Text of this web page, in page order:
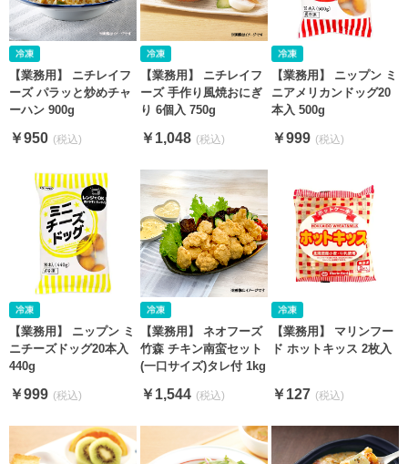
【業務用】 ニチレイフ
ーズ パラッと炒めチャ
ーハン 900g
￥950
【業務用】 ニチレイフ
ーズ 手作り風焼おにぎ
り 6個入 750g
￥1,048
【業務用】 ニップン ミ
ニアメリカンドッグ20
本入 500g
￥999
【業務用】 ニップン ミ
ニチーズドッグ20本入
440g
￥999
【業務用】 ネオフーズ
竹森 チキン南蛮セット
(一口サイズ)タレ付 1kg
￥1,544
【業務用】 マリンフー
ド ホットキッス 2枚入
￥127